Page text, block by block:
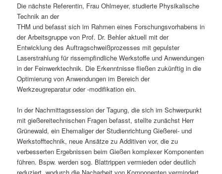
Die nächste Referentin, Frau Ohlmeyer, studierte Physikalische
Technik an der
THM und befasst sich im Rahmen eines Forschungsvorhabens in
der Arbeitsgruppe von Prof. Dr. Behler aktuell mit der
Entwicklung des Auftragschweißprozesses mit gepulster
Laserstrahlung für rissempfindliche Werkstoffe und Anwendungen
in der Feinwerktechnik. Die Erkenntnisse fließen zukünftig in die
Optimierung von Anwendungen im Bereich der
Werkzeugreparatur oder -modifikation ein.
In der Nachmittagssession der Tagung, die sich im Schwerpunkt
mit gießereitechnischen Fragen befasst, stellte zunächst Herr
Grünewald, ein Ehemaliger der Studienrichtung Gießerei- und
Werkstofftechnik, neue Ansätze zu Additiven vor, die zu
verbesserten Ergebnissen beim Gießen komplexer Komponenten
führen. Bspw. werden sog. Blattrippen vermieden oder deutlich